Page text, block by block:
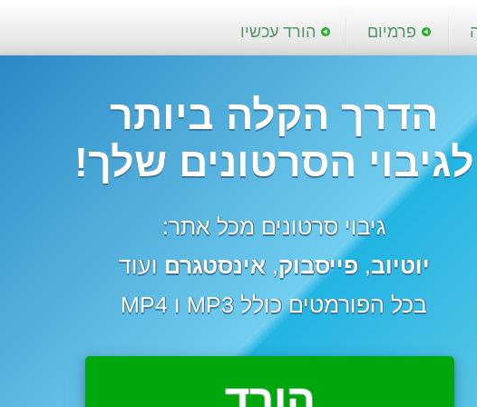
פרמיום הורד עכשיו
הדרך הקלה ביותר
לגיבוי הסרטונים שלך!
גיבוי סרטונים מכל אתר:
יוטיוב,פייסבוק,אינסטגרם ועוד
בכל הפורמטים כולל MP3 ו MP4